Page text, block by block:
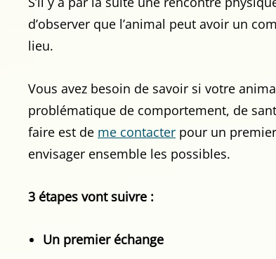
d’observer que l’animal peut avoir un
lieu.
Vous avez besoin de savoir si votre
problématique de comportement, de
faire est de me contacter pour un
envisager ensemble les possibles.
3 étapes vont suivre :
Un premier échange